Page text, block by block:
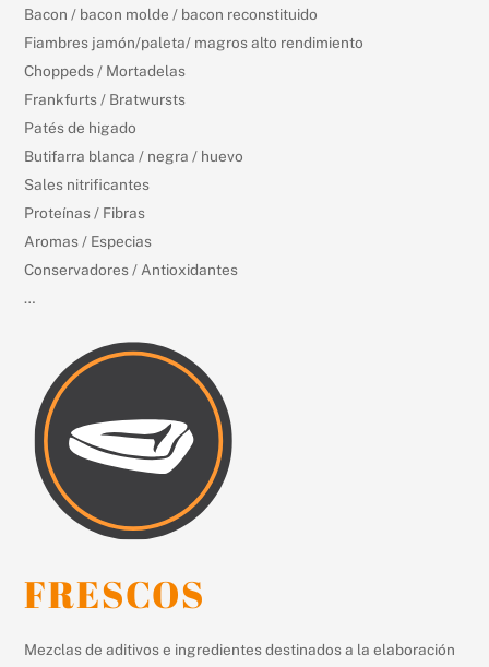
Bacon / bacon molde / bacon reconstituido
Fiambres jamón/paleta/ magros alto rendimiento
Choppeds / Mortadelas
Frankfurts / Bratwursts
Patés de higado
Butifarra blanca / negra / huevo
Sales nitrificantes
Proteínas / Fibras
Aromas / Especias
Conservadores / Antioxidantes
…
FRESCOS
Mezclas de aditivos e ingredientes destinados a la elaboración